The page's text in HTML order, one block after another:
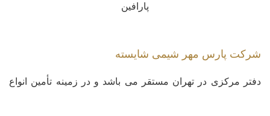
پارافین
شرکت پارس مهر شیمی شایسته
دفتر مرکزی در تهران مستقر می باشد و در زمینه تأمین انواع